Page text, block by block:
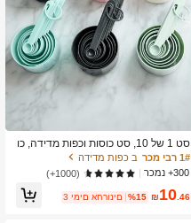
סט 1 של 10, סט כוסות וכפות מדידה, כו
סות וכפות מדידה עזר למטבח, כוסות וכפ
ות ניתנות לעירום, גאדג'טים למטבח לבי
שול ואפייה
1# רבי מכר
ב כפות מדידה
300+ נמכר
(1000+)
₪10.46
%15 3 ימים אחרונים